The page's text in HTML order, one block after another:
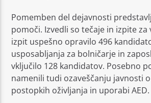
Pomemben del dejavnosti
pomoči. Izvedli so tečaje in izpite za
izpit uspešno opravilo 496
usposabljanja za bolničarje in
vključilo 128 kandidatov. Posebno
namenili tudi ozaveščanju javnosti
postopkih oživljanja in uporabi AED.